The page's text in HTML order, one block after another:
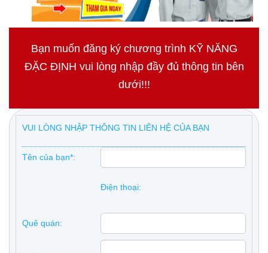
Bạn muốn đăng ký chương trình KỸ NĂNG
ĐẶC ĐỊNH vui lòng nhập đầy đủ thông tin bên
dưới!!!
VUI LÒNG NHẬP THÔNG TIN LIÊN HỆ CỦA BẠN
Tên của bạn*:
Điện thoại:
Quê quán: